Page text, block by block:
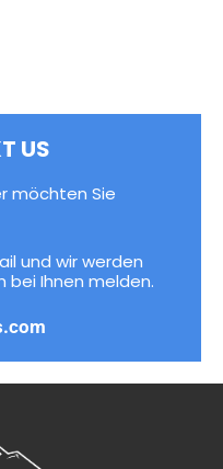
US
möchten Sie
und wir werden
bei Ihnen melden.